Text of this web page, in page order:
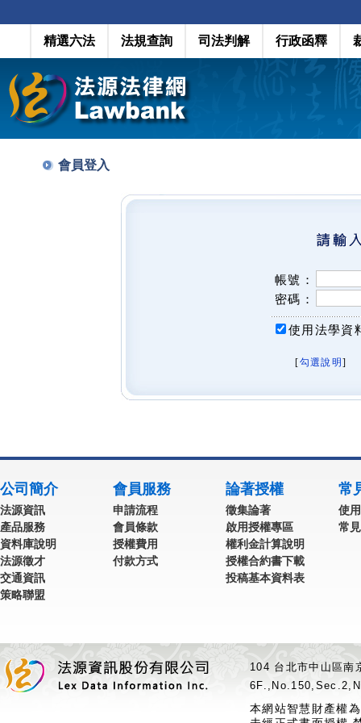
精選六法 法規查詢 司法判解 行政函釋
會員登入
帳號：
密碼：
使用法學資
[勾選說明 ]
公司簡介
法源資訊
產品服務
資料庫說明
法源徵才
交通資訊
策略聯盟
會員服務
申請流程
會員條款
授權費用
付款方式
論著授權
徵集論著
啟用授權專區
權利金計算說明
授權合約書下載
投稿基本資料表
常
使
常
104 台北市中山區
本網站智慧財產權